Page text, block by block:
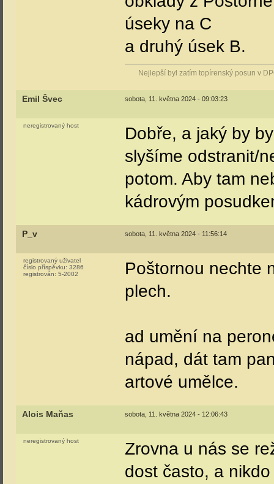
úseky na C
a druhý úsek B.
Nejlepší byl zatím topírenský posun v
Emil Švec sobota, 11. května 2024 - 09:03:23
neregistrovaný host
Dobře, a jaký by
slyšíme odstranit/
potom. Aby tam
kádrovým
P_v sobota, 11. května 2024 - 11:56:14
registrovaný uživatel
číslo příspěvku: 3286
registrován: 5-2002
Poštornou nechte
plech.
ad umění na
nápad, dát tam
artové umělce.
Alois Maňas sobota, 11. května 2024 - 12:06:43
neregistrovaný host
Zrovna u nás se
dost často, a